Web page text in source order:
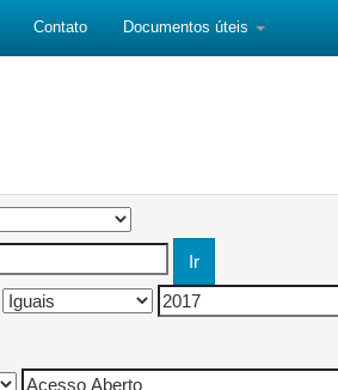
Contato Documentos úteis